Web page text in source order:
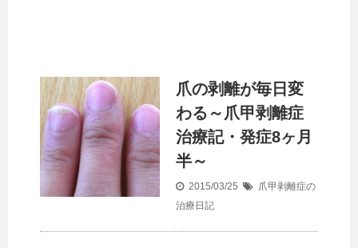
爪の剥離が毎日変
わる～爪甲剥離症
治療記・発症8ヶ月
半～
2015/03/25
爪甲剥離症の
治療日記